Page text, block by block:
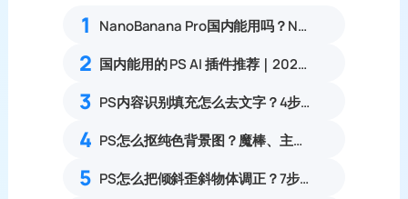
1 NanoBanana Pro国内能用吗？Nano banana使用教程
2 国内能用的 PS AI 插件推荐｜2026 4款AI插件最新实测
3 PS内容识别填充怎么去文字？4步快速清除水印
4 PS怎么抠纯色背景图？魔棒、主体选择工具使用教程
5 PS怎么把倾斜歪斜物体调正？7步透视变形矫正倾斜物体实操教程